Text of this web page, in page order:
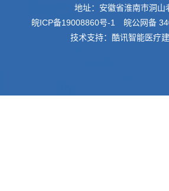
地址：安徽省淮南市洞山
皖ICP备19008860号-1
皖公网备
技术支持：酷讯智能医疗